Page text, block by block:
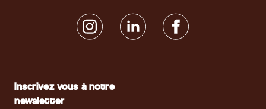
Inscrivez vous à notre
newsletter